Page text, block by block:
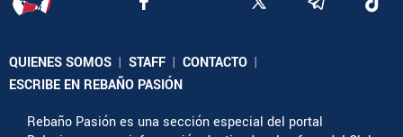
QUIENES SOMOS | STAFF | CONTACTO |
ESCRIBE EN REBAÑO PASIÓN
Rebaño Pasión es una sección especial del portal